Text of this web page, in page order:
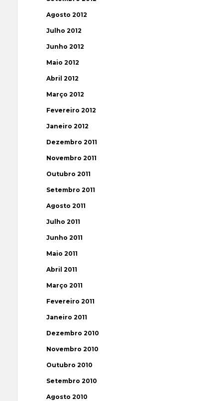
Agosto 2012
Julho 2012
Junho 2012
Maio 2012
Abril 2012
Março 2012
Fevereiro 2012
Janeiro 2012
Dezembro 2011
Novembro 2011
Outubro 2011
Setembro 2011
Agosto 2011
Julho 2011
Junho 2011
Maio 2011
Abril 2011
Março 2011
Fevereiro 2011
Janeiro 2011
Dezembro 2010
Novembro 2010
Outubro 2010
Setembro 2010
Agosto 2010